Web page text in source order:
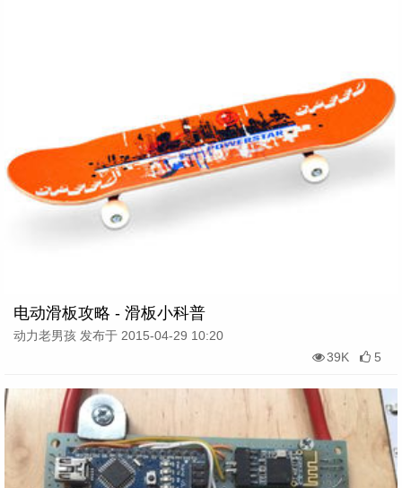
电动滑板攻略 - 滑板小科普
动力老男孩 发布于 2015-04-29 10:20
39K
5